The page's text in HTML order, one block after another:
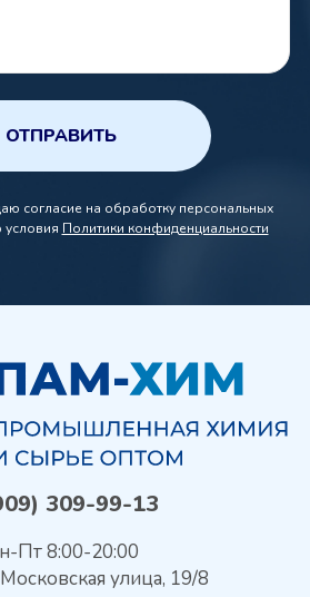
ОТПРАВИТЬ
согласие на обработку персональных
Политики конфиденциальности
309-99-13
Пт 8:00-20:00
улица, 19/8